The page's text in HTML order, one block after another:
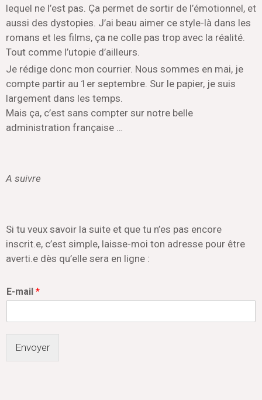
lequel ne l’est pas. Ça permet de sortir de l’émotionnel, et
aussi des dystopies. J’ai beau aimer ce style-là dans les
romans et les films, ça ne colle pas trop avec la réalité.
Tout comme l’utopie d’ailleurs.
Je rédige donc mon courrier. Nous sommes en mai, je
compte partir au 1er septembre. Sur le papier, je suis
largement dans les temps.
Mais ça, c’est sans compter sur notre belle
administration française …
A suivre
Si tu veux savoir la suite et que tu n’es pas encore
inscrit.e, c’est simple, laisse-moi ton adresse pour être
averti.e dès qu’elle sera en ligne :
E-mail *
Envoyer